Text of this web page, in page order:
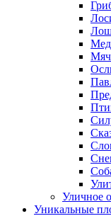
Уличное
Уникальные